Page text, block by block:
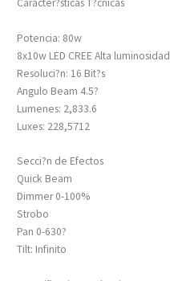
Potencia: 80w
8x10w LED CREE Alta luminosidad
Resoluci?n: 16 Bit?s
Angulo Beam 4.5?
Lumenes: 2,833.6
Luxes: 228,5712
Secci?n de Efectos
Quick Beam
Dimmer 0-100%
Strobo
Pan 0-630?
Tilt: Infinito